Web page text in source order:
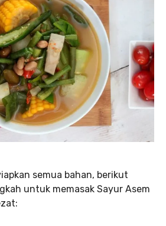
semua bahan, berikut
untuk memasak Sayur Asem